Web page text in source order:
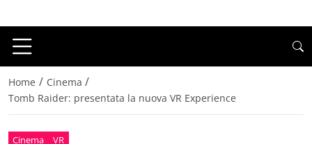
Home / Cinema /
Tomb Raider: presentata la nuova VR Experience
Cinema VR